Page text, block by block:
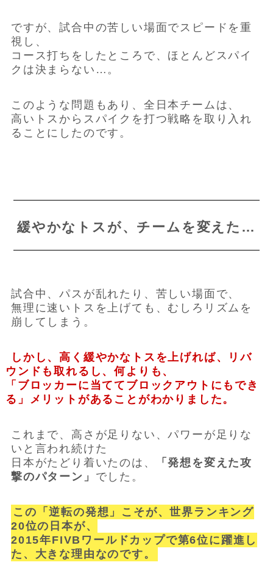
ですが、試合中の苦しい場面でスピードを重
視し、
コース打ちをしたところで、ほとんどスパイ
クは決まらない…。
このような問題もあり、全日本チームは、
高いトスからスパイクを打つ戦略を取り入れ
ることにしたのです。
緩やかなトスが、チームを変えた…
試合中、パスが乱れたり、苦しい場面で、
無理に速いトスを上げても、むしろリズムを
崩してしまう。
しかし、高く緩やかなトスを上げれば、リバ
ウンドも取れるし、何よりも、
「ブロッカーに当ててブロックアウトにもでき
る」メリットがあることがわかりました。
これまで、高さが足りない、パワーが足りな
いと言われ続けた
日本がたどり着いたのは、
「発想を変えた攻
撃のパターン」 でした。
この「逆転の発想」こそが、世界ランキング
20位の日本が、
2015年FIVBワールドカップで第6位に躍進し
た、大きな理由なのです。